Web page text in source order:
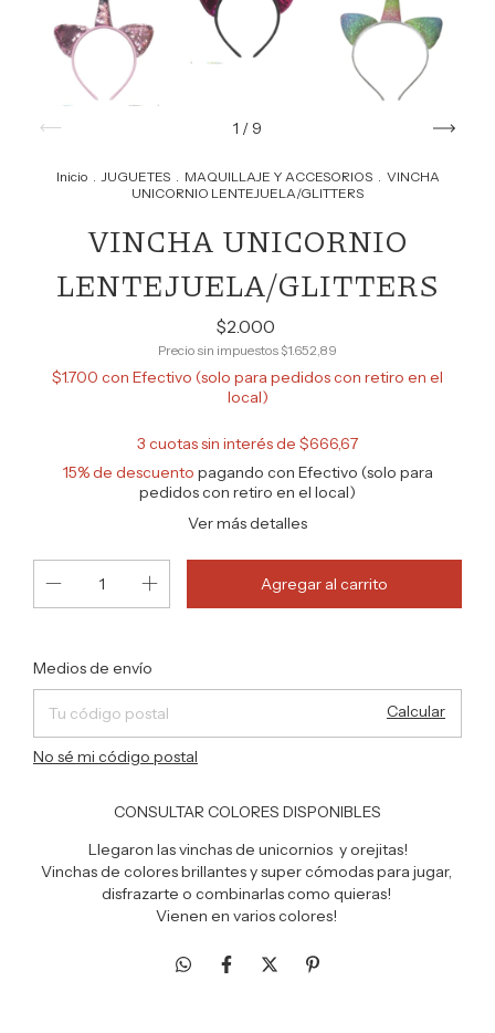
1 / 9
Inicio . JUGUETES . MAQUILLAJE Y ACCESORIOS . VINCHA
UNICORNIO LENTEJUELA/GLITTERS
VINCHA UNICORNIO
LENTEJUELA/GLITTERS
$2.000
Precio sin impuestos $1.652,89
$1.700 con Efectivo (solo para pedidos con retiro en el
local)
3 cuotas sin interés de $666,67
15% de descuento pagando con Efectivo (solo para
pedidos con retiro en el local)
Ver más detalles
Entregas para el CP:
Medios de envío
Calcular
No sé mi código postal
CONSULTAR COLORES DISPONIBLES
Llegaron las vinchas de unicornios y orejitas!
Vinchas de colores brillantes y super cómodas para jugar,
disfrazarte o combinarlas como quieras!
Vienen en varios colores!